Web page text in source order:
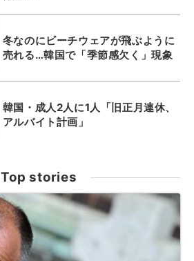
冬なのにビーチウェアが飛ぶように
売れる…韓国で「季節感欠く」現象
韓国・成人2人に1人「旧正月連休、
アルバイト計画」
Top stories